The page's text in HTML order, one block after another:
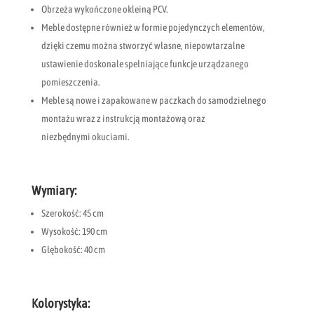
Obrzeża wykończone okleiną PCV.
Meble dostępne również w formie pojedynczych elementów,
dzięki czemu można stworzyć własne, niepowtarzalne
ustawienie doskonale spełniające funkcje urządzanego
pomieszczenia.
Meble są nowe i zapakowane w paczkach do samodzielnego
montażu wraz z instrukcją montażową oraz
niezbędnymi okuciami.
Wymiary:
Szerokość: 45 cm
Wysokość: 190 cm
Głębokość: 40 cm
Kolorystyka: